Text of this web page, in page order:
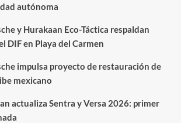
autónoma
y Hurakaan Eco-Táctica respaldan
DIF en Playa del Carmen
impulsa proyecto de restauración de
mexicano
actualiza Sentra y Versa 2026: primer